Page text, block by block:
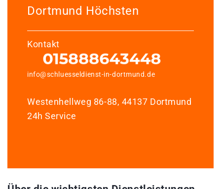
Dortmund Höchsten
Kontakt
info@schluesseldienst-in-dortmund.de
Westenhellweg 86-88, 44137 Dortmund
24h Service